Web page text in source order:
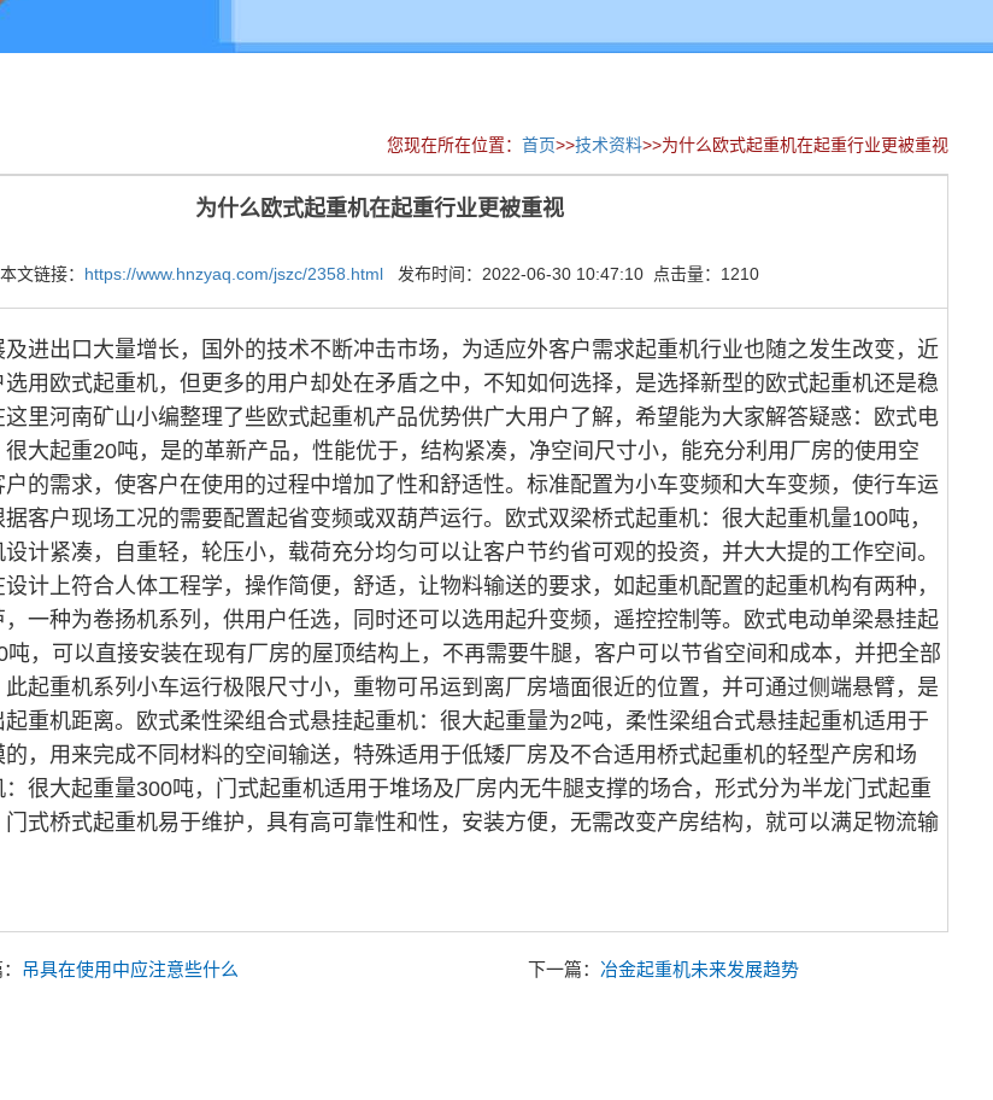
您现在所在位置： 首页>>技术资料>>为什么欧式起重机在起重行业更被重视
为什么欧式起重机在起重行业更被重视
本文链接： https://www.hnzyaq.com/jszc/2358.html发布时间：2022-06-30 10:47:10 点击量：1210
及进出口大量增长，国外的技术不断冲击市场，为适应外客户需求起重机行业也随之发生改变，近
用欧式起重机，但更多的用户却处在矛盾之中，不知如何选择，是选择新型的欧式起重机还是稳
这里河南矿山小编整理了些欧式起重机产品优势供广大用户了解，希望能为大家解答疑惑：欧式电
大起重20吨，是的革新产品，性能优于，结构紧凑，净空间尺寸小，能充分利用厂房的使用空
的需求，使客户在使用的过程中增加了性和舒适性。标准配置为小车变频和大车变频，使行车运
客户现场工况的需要配置起省变频或双葫芦运行。欧式双梁桥式起重机：很大起重机量100吨，
计紧凑，自重轻，轮压小，载荷充分均匀可以让客户节约省可观的投资，并大大提的工作空间。
计上符合人体工程学，操作简便，舒适，让物料输送的要求，如起重机配置的起重机构有两种，
一种为卷扬机系列，供用户任选，同时还可以选用起升变频，遥控控制等。欧式电动单梁悬挂起
吨，可以直接安装在现有厂房的屋顶结构上，不再需要牛腿，客户可以节省空间和成本，并把全部
起重机系列小车运行极限尺寸小，重物可吊运到离厂房墙面很近的位置，并可通过侧端悬臂，是
重机距离。欧式柔性梁组合式悬挂起重机：很大起重量为2吨，柔性梁组合式悬挂起重机适用于
，用来完成不同材料的空间输送，特殊适用于低矮厂房及不合适用桥式起重机的轻型产房和场
很大起重量300吨，门式起重机适用于堆场及厂房内无牛腿支撑的场合，形式分为半龙门式起重
式桥式起重机易于维护，具有高可靠性和性，安装方便，无需改变产房结构，就可以满足物流输
吊具在使用中应注意些什么 下一篇： 冶金起重机未来发展趋势